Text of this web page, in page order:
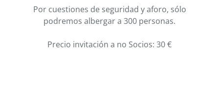
Por cuestiones de seguridad y aforo, sólo
podremos albergar a 300 personas.
Precio invitación a no Socios: 30 €